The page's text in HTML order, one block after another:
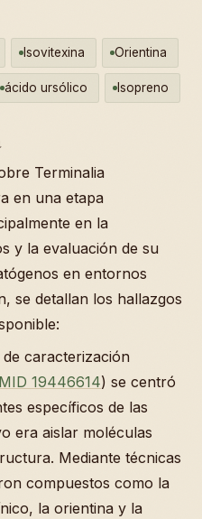
Isovitexina Orientina
ácido ursólico Isopreno
Terminalia
en una etapa
en la
y la evaluación de su
en entornos
se detallan los hallazgos
caracterización
19446614) se centró
específicos de las
era aislar moléculas
Mediante técnicas
compuestos como la
la orientina y la